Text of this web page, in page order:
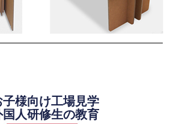
様向け工場見学
人研修生の教育